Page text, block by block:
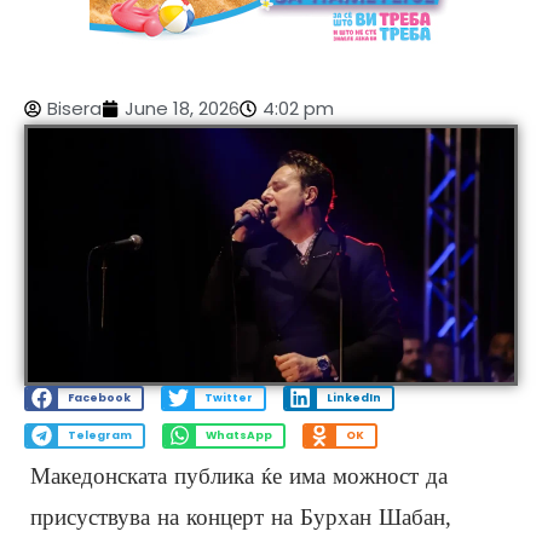
Bisera June 18, 2026 4:02 pm
Facebook Twitter LinkedIn
Telegram WhatsApp OK
Македонската публика ќе има можност да
присуствува на концерт на Бурхан Шабан,